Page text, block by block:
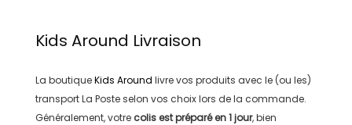
Kids Around Livraison
La boutiqueKids Around livre vos produits avec le (ou les)
transportLa Posteselon vos choix lors de la commande.
Généralement, votre colis est préparé en1 jour, bien